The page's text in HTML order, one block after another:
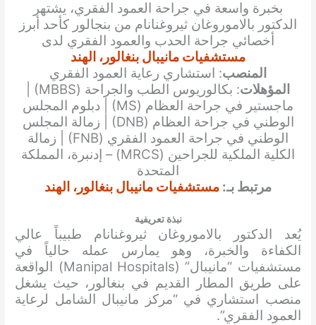
بخبرة واسعة في جراحة العمود الفقري، يشتهر
الدكتور بالاموروغان ثيروغنانام من بنجالور كأحد أبرز
أخصائي جراحة الحدب والعمود الفقري لدى
مستشفيات مانيبال بنغالور، الهند
المنصب: استشاري رعاية العمود الفقري
المؤهلات
: بكالوريوس الطب والجراحة (MBBS) |
ماجستير في جراحة العظام (MS) | دبلوم المجلس
الوطني في جراحة العظام (DNB) | زمالة المجلس
الوطني في جراحة العمود الفقري (FNB) | زمالة
الكلية الملكية للجراحين (MRCS) – إدنبرة، المملكة
المتحدة
مرتبط بـ: مستشفيات مانيبال بنغالور، الهند
نبذة تعريفية
يُعد الدكتور بالاموروغان ثيروغنانام طبيباً عالي
الكفاءة والخبرة، وهو يمارس عمله حالياً في
مستشفيات “مانيبال” (Manipal Hospitals) الواقعة
على طريق المطار القديم في بنغالور، حيث يشغل
منصب استشاري في “مركز مانيبال الشامل لرعاية
العمود الفقري”.